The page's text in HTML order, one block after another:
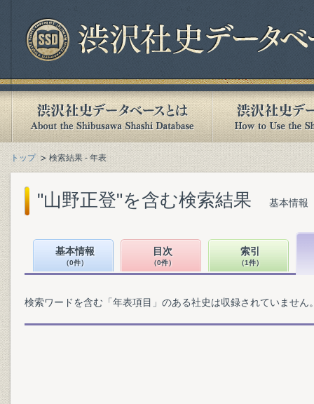
トップ 検索結果 - 年表
"山野正登"を含む検索結果 基本情報
基本情報
（0件）
目次
（0件）
索引
（1件）
検索ワードを含む「年表項目」のある社史は収録されていません